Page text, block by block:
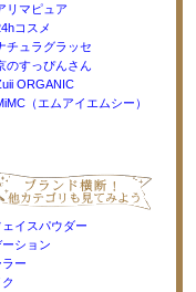
リマピュア
コスメ
チュラグラッセ
のすっぴんさん
ORGANIC
（エムアイエムシー）
イスパウダー
ション
ラー